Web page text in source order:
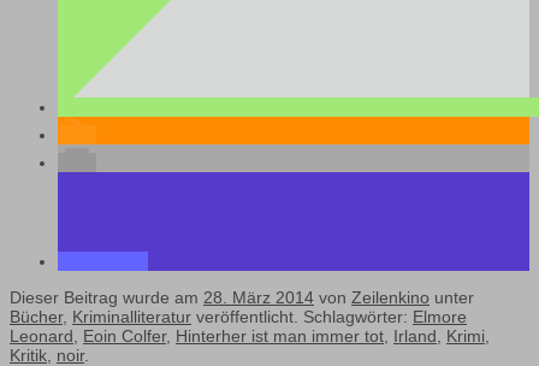
Dieser Beitrag wurde am 28. März 2014 von Zeilenkino unter
Bücher, Kriminalliteratur veröffentlicht. Schlagwörter: Elmore
Leonard
Eoin Colfer, Hinterher ist man immer tot Irland Krimi
Kritik noir.